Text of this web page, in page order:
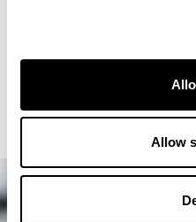
Allow